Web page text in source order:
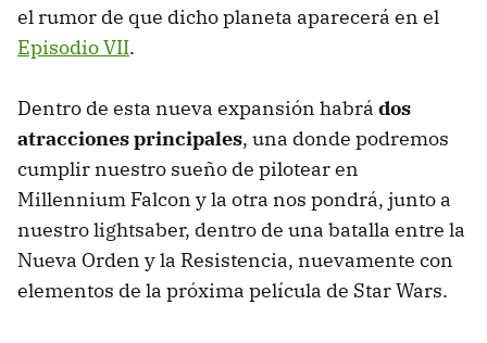
el rumor de que dicho planeta aparecerá en el
Episodio VII.
Dentro de esta nueva expansión habrá dos
atracciones principales, una donde podremos
cumplir nuestro sueño de pilotear en
Millennium Falcon y la otra nos pondrá, junto a
nuestro lightsaber, dentro de una batalla entre la
Nueva Orden y la Resistencia, nuevamente con
elementos de la próxima película de Star Wars.